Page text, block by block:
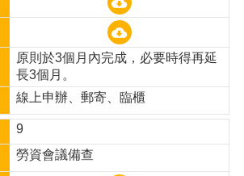
原則於3個月內完成，必要時得再延
長3個月。
線上申辦、郵寄、臨櫃
9
勞資會議備查